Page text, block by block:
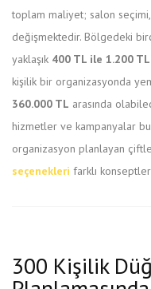
toplam maliyet; salon
değişmektedir. Bölgedeki
yaklaşık 400 TL ile 1.200 TL
kişilik bir organizasyonda
360.000 TL arasında
hizmetler ve kampanyalar
organizasyon planlayan
seçenekleri farklı konseptler
300 Kişilik